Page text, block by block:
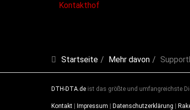
Kontakthof
Startseite Mehr davon
DTH-DTA.de ist das größte und umfangreichste
Kontakt Impressum Datenschutzerklärung